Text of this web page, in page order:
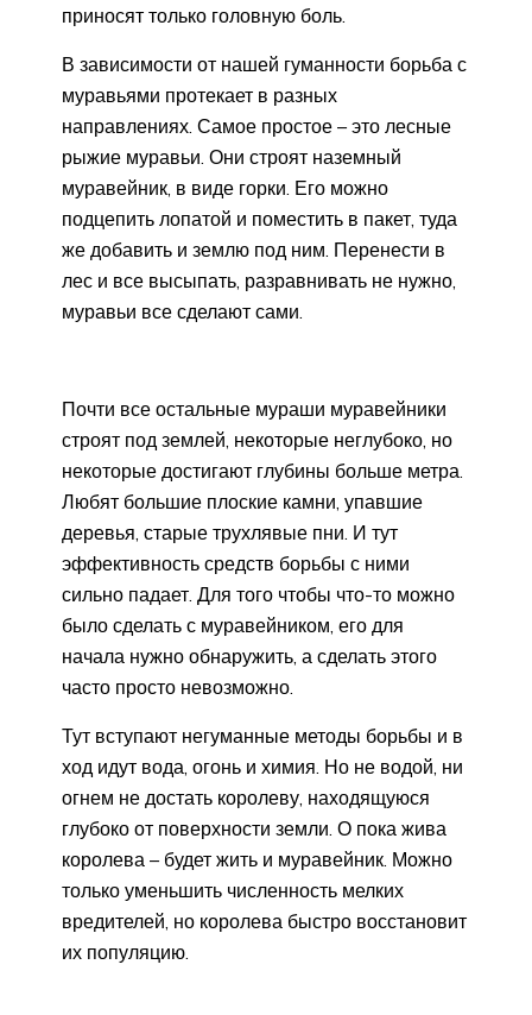
приносят только головную боль.
В зависимости от нашей гуманности борьба с
муравьями протекает в разных
направлениях. Самое простое – это лесные
рыжие муравьи. Они строят наземный
муравейник, в виде горки. Его можно
подцепить лопатой и поместить в пакет, туда
же добавить и землю под ним. Перенести в
лес и все высыпать, разравнивать не нужно,
муравьи все сделают сами.
Почти все остальные мураши муравейники
строят под землей, некоторые неглубоко, но
некоторые достигают глубины больше метра.
Любят большие плоские камни, упавшие
деревья, старые трухлявые пни. И тут
эффективность средств борьбы с ними
сильно падает. Для того чтобы что-то можно
было сделать с муравейником, его для
начала нужно обнаружить, а сделать этого
часто просто невозможно.
Тут вступают негуманные методы борьбы и в
ход идут вода, огонь и химия. Но не водой, ни
огнем не достать королеву, находящуюся
глубоко от поверхности земли. О пока жива
королева – будет жить и муравейник. Можно
только уменьшить численность мелких
вредителей, но королева быстро восстановит
их популяцию.